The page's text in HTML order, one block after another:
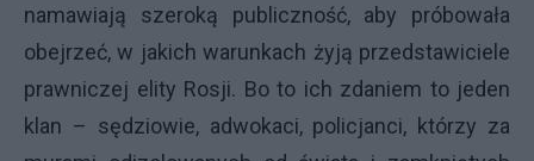
namawiają szeroką publiczność, aby próbowała
obejrzeć, w jakich warunkach żyją przedstawiciele
prawniczej elity Rosji. Bo to ich zdaniem to jeden
klan – sędziowie, adwokaci, policjanci, którzy za